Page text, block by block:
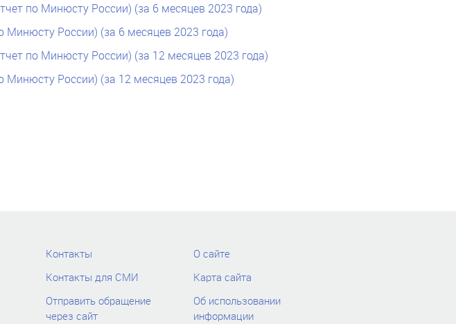
по Минюсту России) (за 6 месяцев 2023 года)
Минюсту России) (за 6 месяцев 2023 года)
по Минюсту России) (за 12 месяцев 2023 года)
Минюсту России) (за 12 месяцев 2023 года)
Контакты
Контакты для СМИ
Отправить обращение
через сайт
О сайте
Карта сайта
Об использовании
информации